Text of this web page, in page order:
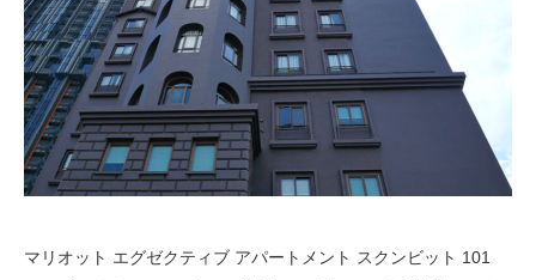
マリオット エグゼクティブ アパートメント スクンビット 101